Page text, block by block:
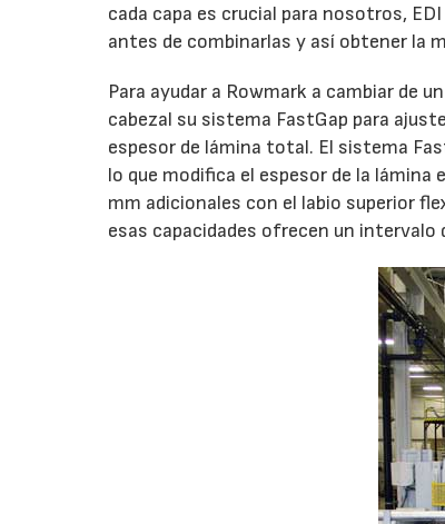
cada capa es crucial para nosotros,
antes de combinarlas y así obtener la
Para ayudar a Rowmark a cambiar de
cabezal su sistema FastGap para
espesor de lámina total. El sistema
lo que modifica el espesor de la lámina
mm adicionales con el labio superior
esas capacidades ofrecen un intervalo